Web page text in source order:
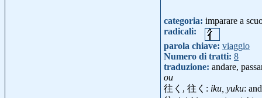
categoria: imparare a
radicali:
parola chiave: viaggio
Numero di tratti: 8
traduzione: andare,
ou
往く, 往く: iku, yuku: